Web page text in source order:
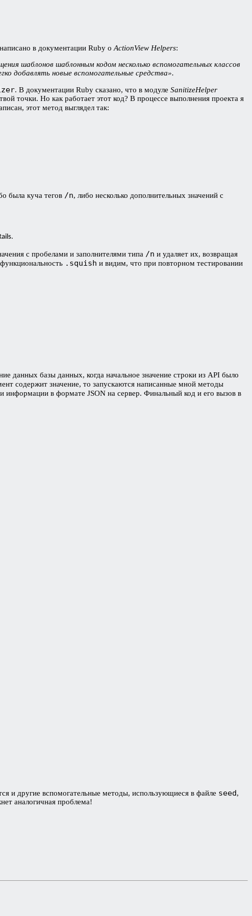
в документации Ruby о ActionView Helpers:
шаблонов шаблонным кодом несколько вспомогательных классов
добавлять новые вспомогательные средства».
. В документации Ruby сказано, что в модуле SanitizeHelper
точки. Но как работает этот код? В процессе выполнения проекта я
этот метод выглядел так:
была куча тегов /n, либо несколько дополнительных значений с
с пробелами и заполнителями типа /n и удаляет их, возвращая
.squish и видим, что при повторном тестировании
данных базы данных, когда начальное значение строки из API было
содержит значение, то запускаются написанные мной методы
информации в формате JSON на сервер. Финальный код и его вызов в
и другие вспомогательные методы, использующиеся в файле seed,
аналогичная проблема!